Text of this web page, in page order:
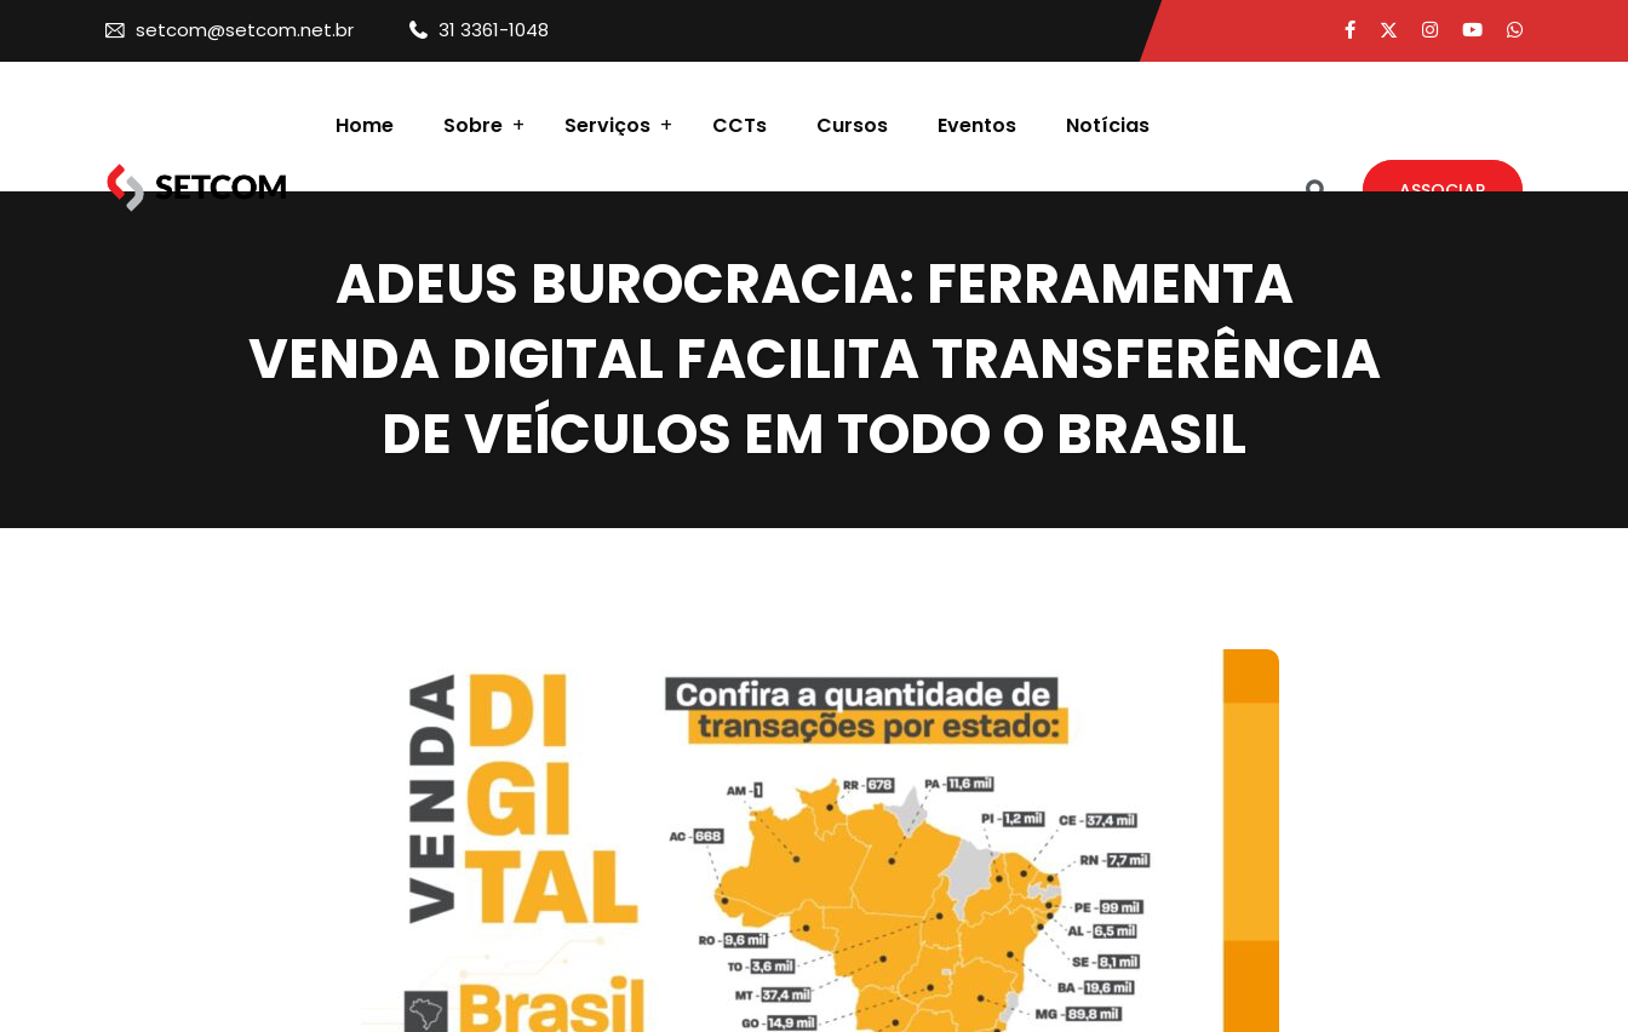
setcom@setcom.net.br 31 3361-1048
Home Sobre Serviços CCTs Cursos Eventos Notícias
ASSOCIAR
ADEUS BUROCRACIA: FERRAMENTA
VENDA DIGITAL FACILITA TRANSFERÊNCIA
DE VEÍCULOS EM TODO O BRASIL